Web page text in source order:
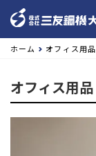
ホーム オフィス用品
オフィス用品